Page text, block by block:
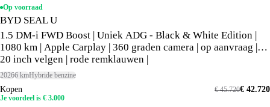
Op voorraad
BYD SEAL U
1.5 DM-i FWD Boost | Uniek ADG - Black & White Edition |
1080 km | Apple Carplay | 360 graden camera | op aanvraag |
20 inch velgen | rode remklauwen |
20266 kmHybride benzine
Kopen € 42.720
€ 45.720
Je voordeel is € 3.000